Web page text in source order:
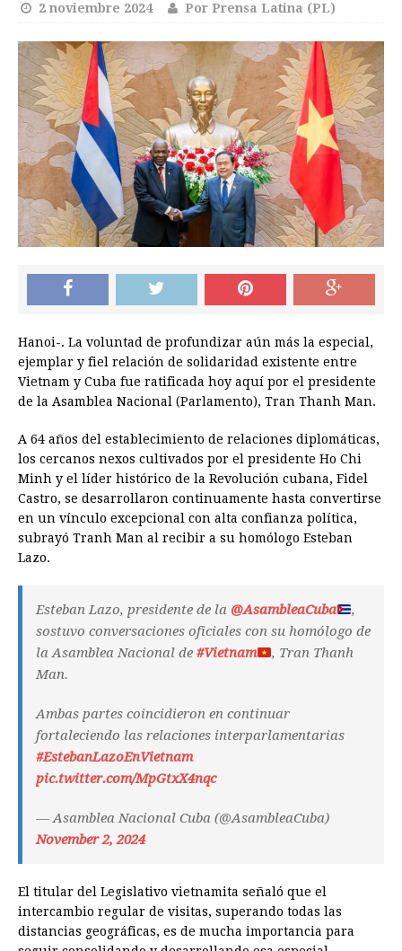
2 noviembre 2024 Por Prensa Latina (PL)
Hanoi-. La voluntad de profundizar aún más la especial,
ejemplar y fiel relación de solidaridad existente entre
Vietnam y Cuba fue ratificada hoy aquí por el presidente
de la Asamblea Nacional (Parlamento), Tran Thanh Man.
A 64 años del establecimiento de relaciones diplomáticas,
los cercanos nexos cultivados por el presidente Ho Chi
Minh y el líder histórico de la Revolución cubana, Fidel
Castro, se desarrollaron continuamente hasta convertirse
en un vínculo excepcional con alta confianza política,
subrayó Tranh Man al recibir a su homólogo Esteban
Lazo.
Esteban Lazo, presidente de la @AsambleaCuba
,
sostuvo conversaciones oficiales con su homólogo de
la Asamblea Nacional de #Vietnam
, Tran Thanh
Man.
Ambas partes coincidieron en continuar
fortaleciendo las relaciones interparlamentarias
#EstebanLazoEnVietnam
pic.twitter.com/MpGtxX4nqc
— Asamblea Nacional Cuba (@AsambleaCuba)
November 2, 2024
El titular del Legislativo vietnamita señaló que el
intercambio regular de visitas, superando todas las
distancias geográficas, es de mucha importancia para